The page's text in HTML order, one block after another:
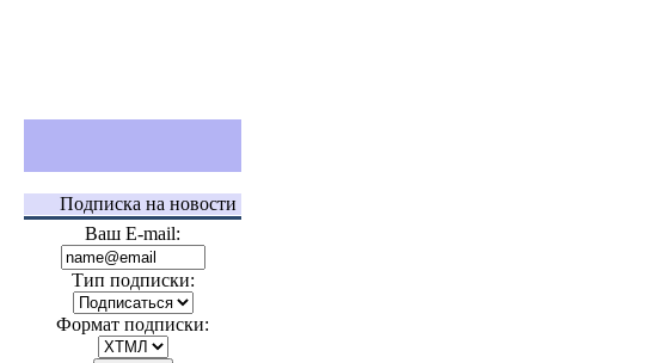
Подписка на новости
Ваш E-mail:
Тип подписки:
Формат подписки: